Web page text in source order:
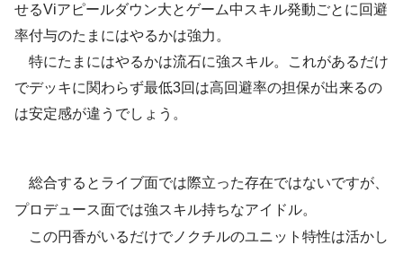
せるViアピールダウン大とゲーム中スキル発動ごとに回避
率付与のたまにはやるかは強力。
特にたまにはやるかは流石に強スキル。これがあるだけ
でデッキに関わらず最低3回は高回避率の担保が出来るの
は安定感が違うでしょう。
総合するとライブ面では際立った存在ではないですが、
プロデュース面では強スキル持ちなアイドル。
この円香がいるだけでノクチルのユニット特性は活かし